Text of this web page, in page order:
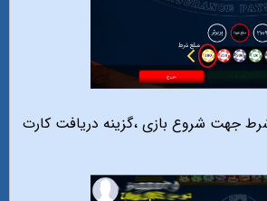
جهت شروع بازی ،گزینه دریافت کارت